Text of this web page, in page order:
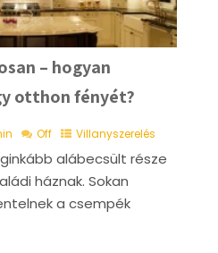
– hogyan
otthon fényét?
Off Villanyszerelés
alábecsült része
háznak. Sokan
a csempék